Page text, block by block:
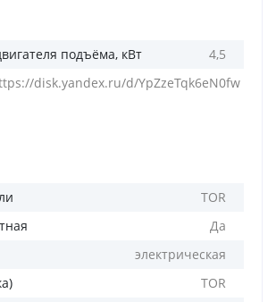
подъёма, кВт
4,5
disk.yandex.ru/d/YpZzeTqk6eN0fw
TOR
Да
электрическая
TOR